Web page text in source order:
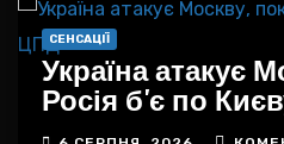
СЕНСАЦІЇ
Україна атакує
Росія б'є по